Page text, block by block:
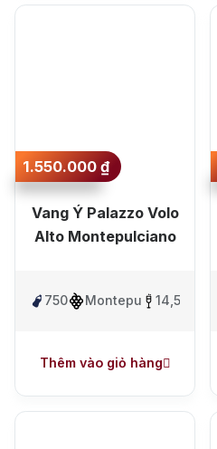
1.550.000₫
Vang Ý Palazzo Volo
Alto Montepulciano
750ml Montepulciano
14,5%
Thêm vào giỏ hàng